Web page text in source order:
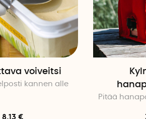
voiveitsi
kannen alle
8.13 €
Pitää